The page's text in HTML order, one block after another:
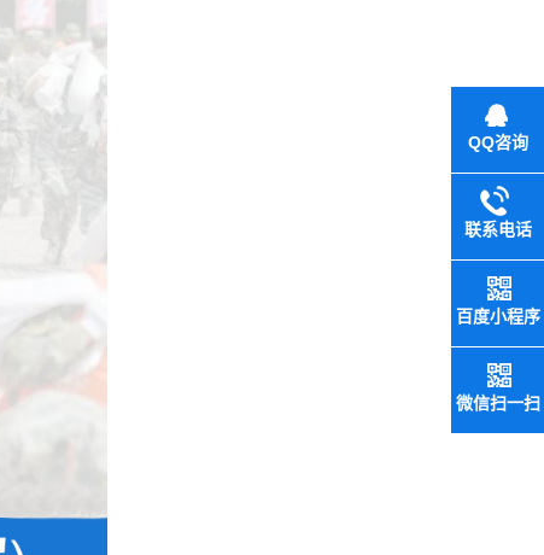
QQ咨询
联系电话
百度小程序
微信扫一扫